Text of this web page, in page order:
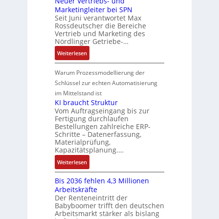
w
i
c
k
u
g
P
o
s
i
t
i
v
e
M
o
m
e
n
t
a
u
f
n
a
h
m
e
,
n
d
R
o
b
k
a
t
i
o
n
i
n
F
a
n
u
c
C
N
C
-
y
s
e
m
e
t
e
c
h
n
k
e
s
c
h
ä
f
t
s
f
ü
h
r
e
r
s
s
a
u
l
t
S
y
s
t
è
m
e
s
:
Q
2
-
E
r
g
e
b
Marketingleiter bei SPN
Seit Juni verantwortet Max
Rossdeutscher die Bereiche
Vertrieb und Marketing des
Nördlinger Getriebe-…
Weiterlesen:
N
e
u
r
V
e
r
t
r
i
e
b
s
-
u
n
Warum Prozessmodellierung der
Schlüssel zur echten Automatisierung
im Mittelstand ist
KI braucht Struktur
Vom Auftragseingang bis zur
Fertigung durchlaufen
Bestellungen zahlreiche ERP-
Schritte – Datenerfassung,
Materialprüfung,
Kapazitätsplanung.…
Weiterlesen:
K
I
b
r
a
u
Bis 2036 fehlen 4,3 Millionen
Arbeitskräfte
Der Renteneintritt der
Babyboomer trifft den deutschen
Arbeitsmarkt stärker als bislang